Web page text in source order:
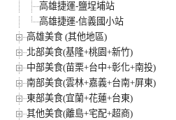
高雄捷運-鹽埕埔站
高雄捷運-信義國小站
高雄美食 (其他地區)
北部美食(基隆+桃園+新竹)
中部美食(苗栗+台中+彰化+南投)
南部美食(雲林+嘉義+台南+屏東)
東部美食(宜蘭+花蓮+台東)
其他美食(離島+宅配+超商)